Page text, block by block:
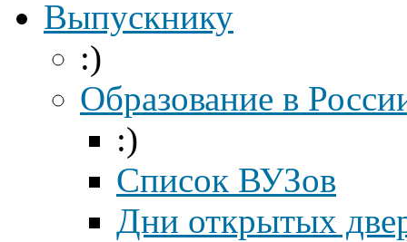
Выпускнику
:)
Образование в
:)
Список ВУЗов
Дни открытых